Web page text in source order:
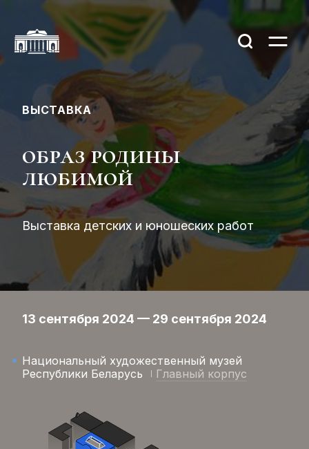
ВЫСТАВКА
образ родины
любимой
Выставка детских и юношеских работ
13 сентября 2024 — 29 сентября 2024
Национальный художественный музей
Республики Беларусь
Главный корпус